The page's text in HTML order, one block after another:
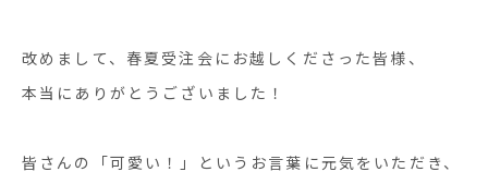
改めまして、春夏受注会にお越しくださった皆様、
本当にありがとうございました！
皆さんの「可愛い！」というお言葉に元気をいただき、